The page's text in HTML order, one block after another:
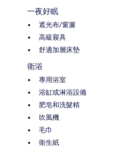
一夜好眠
遮光布/窗簾
高級寢具
舒適加層床墊
衛浴
專用浴室
浴缸或淋浴設備
肥皂和洗髮精
吹風機
毛巾
衛生紙